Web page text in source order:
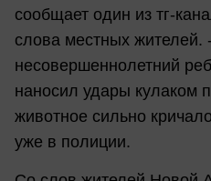
сообщает один из тг-
слова местных
несовершеннолетний
наносил удары кулаком
животное сильно
уже в полиции.